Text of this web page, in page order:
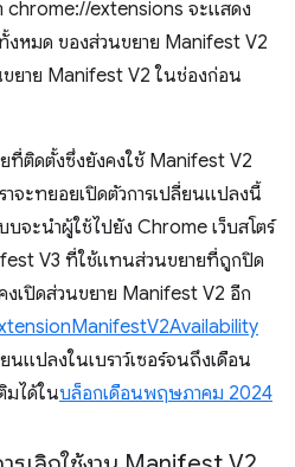
chrome://extensions จะแสดง
งหมด ของส่วนขยาย Manifest V2
ขยาย Manifest V2 ในช่องก่อน
ที่ติดตั้งซึ่งยังคงใช้ Manifest V2
าจะทยอยเปิดตัวการเปลี่ยนแปลงนี้
บจะนำผู้ใช้ไปยัง Chrome เว็บสโตร์
V3 ที่ใช้แทนส่วนขยายที่ถูกปิด
งเปิดส่วนขยาย Manifest V2 อีก
นแปลงในเบราว์เซอร์จนถึงเดือน
มได้ในบล็อกเดือนพฤษภาคม 2024